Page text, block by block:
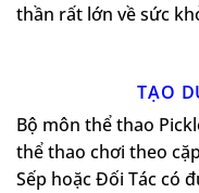
thần rất lớn về sức
TẠO
Bộ môn thể thao
thể thao chơi theo
Sếp hoặc Đối Tác có